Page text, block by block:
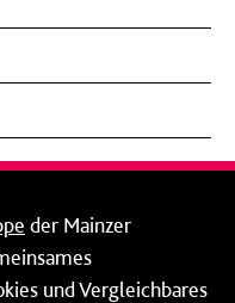
der Mainzer
und Vergleichbares